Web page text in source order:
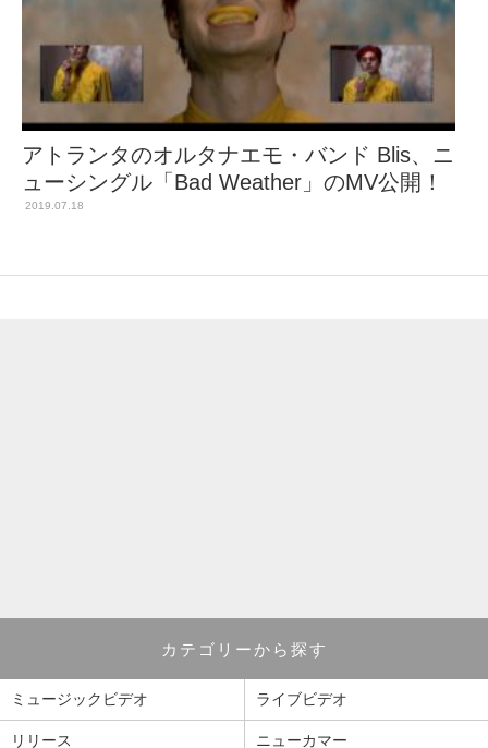
アトランタのオルタナエモ・バンド Blis、ニ
ューシングル「Bad Weather」のMV公開！
2019.07.18
カテゴリーから探す
ミュージックビデオ ライブビデオ
リリース ニューカマー